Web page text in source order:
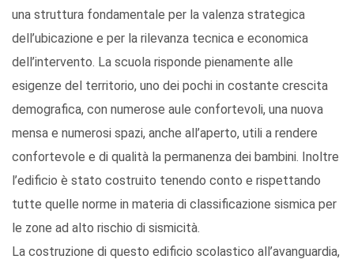
una struttura fondamentale per la valenza strategica
dell’ubicazione e per la rilevanza tecnica e economica
dell’intervento. La scuola risponde pienamente alle
esigenze del territorio, uno dei pochi in costante crescita
demografica, con numerose aule confortevoli, una nuova
mensa e numerosi spazi, anche all’aperto, utili a rendere
confortevole e di qualità la permanenza dei bambini. Inoltre
l’edificio è stato costruito tenendo conto e rispettando
tutte quelle norme in materia di classificazione sismica per
le zone ad alto rischio di sismicità.
La costruzione di questo edificio scolastico all’avanguardia,